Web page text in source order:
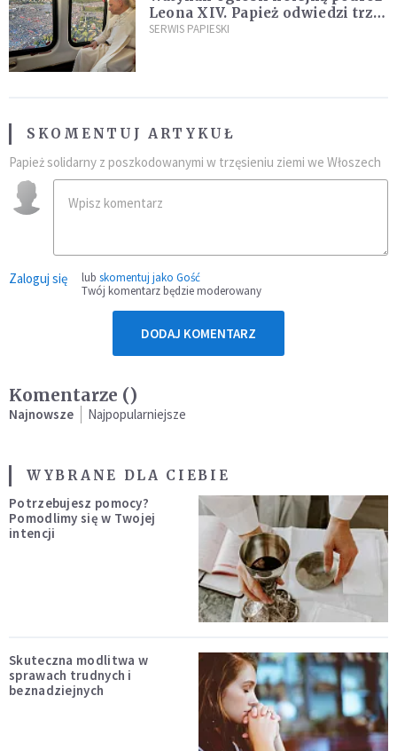
Leona XIV. Papież odwiedzi trzy
kraje Ameryki Południowej
SERWIS PAPIESKI
SKOMENTUJ ARTYKUŁ
Papież solidarny z poszkodowanymi w trzęsieniu ziemi we Włoszech
Zaloguj się lub skomentuj jako Gość
Twój komentarz będzie moderowany
DODAJ KOMENTARZ
Komentarze ()
Najnowsze Najpopularniejsze
WYBRANE DLA CIEBIE
Potrzebujesz pomocy?
Pomodlimy się w Twojej
intencji
Skuteczna modlitwa w
sprawach trudnych i
beznadziejnych